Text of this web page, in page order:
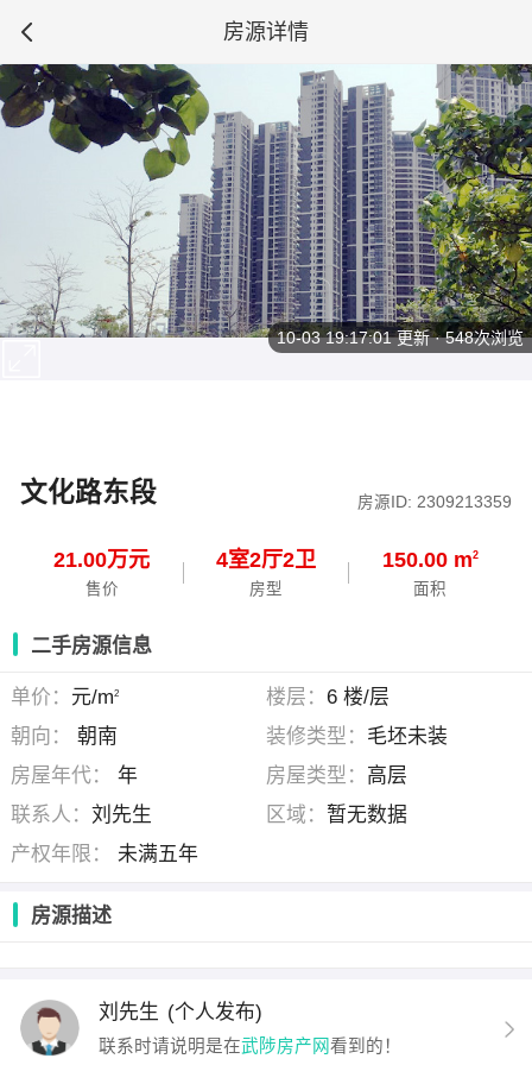
房源详情
文化路东段 房源ID: 2309213359
21.00万元
售价
4室2厅2卫
房型
150.00 m2
面积
10-03 19:17:01更新 · 548次浏览
二手房源信息
单价： 元/m2 楼层： 6 楼/层
朝向：
朝南 装修类型： 毛坯未装
房屋年代：
年 房屋类型： 高层
联系人：刘先生 区域： 暂无数据
产权年限：
未满五年
房源描述
刘先生 (个人发布)
联系时请说明是在武陟房产网看到的！